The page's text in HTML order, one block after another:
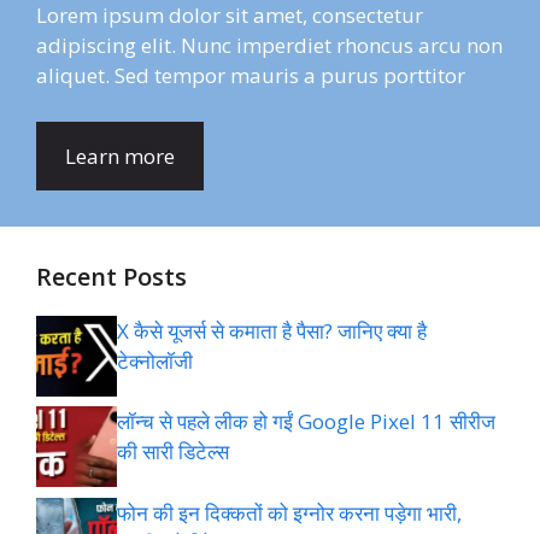
Lorem ipsum dolor sit amet, consectetur
adipiscing elit. Nunc imperdiet rhoncus arcu non
aliquet. Sed tempor mauris a purus porttitor
Learn more
Recent Posts
X कैसे यूजर्स से कमाता है पैसा? जानिए क्या है
टेक्नोलॉजी
लॉन्च से पहले लीक हो गईं Google Pixel 11 सीरीज
की सारी डिटेल्स
फोन की इन दिक्कतों को इग्नोर करना पड़ेगा भारी,